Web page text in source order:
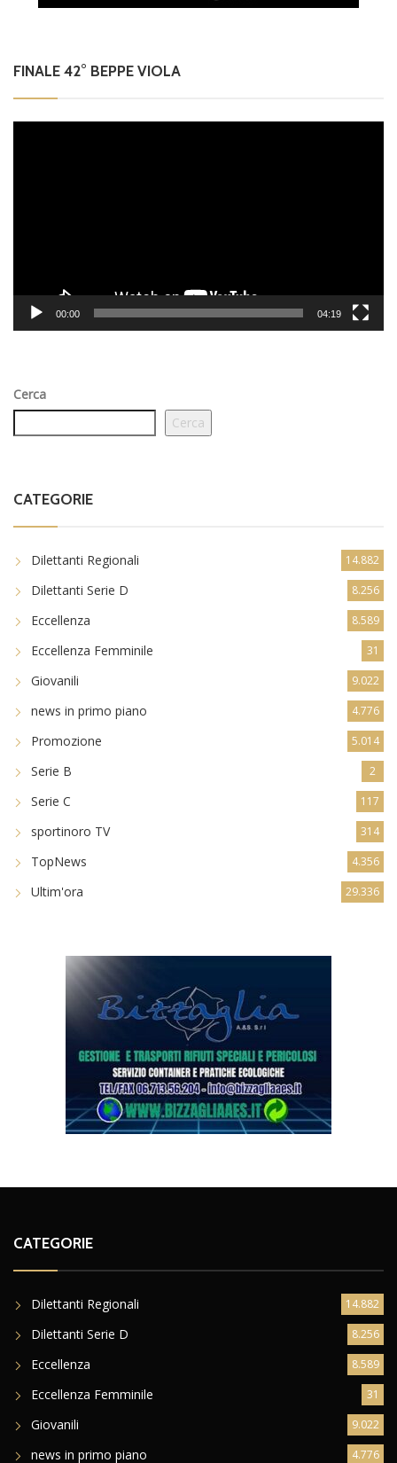
FINALE 42° BEPPE VIOLA
00:00 04:19
Cerca
Cerca
CATEGORIE
Dilettanti Regionali 14.882
Dilettanti Serie D 8.256
Eccellenza 8.589
Eccellenza Femminile 31
Giovanili 9.022
news in primo piano 4.776
Promozione 5.014
Serie B 2
Serie C 117
sportinoro TV 314
TopNews 4.356
Ultim'ora 29.336
CATEGORIE
Dilettanti Regionali 14.882
Dilettanti Serie D 8.256
Eccellenza 8.589
Eccellenza Femminile 31
Giovanili 9.022
news in primo piano 4.776